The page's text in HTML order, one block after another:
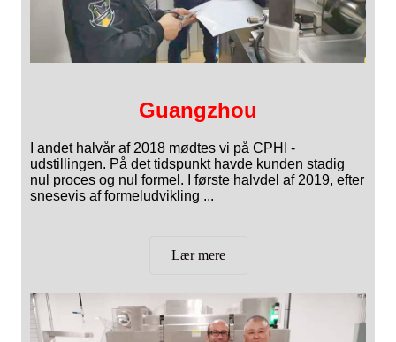
Guangzhou
I andet halvår af 2018 mødtes vi på CPHI -
udstillingen. På det tidspunkt havde kunden stadig
nul proces og nul formel. I første halvdel af 2019, efter
snesevis af formeludvikling ...
Lær mere